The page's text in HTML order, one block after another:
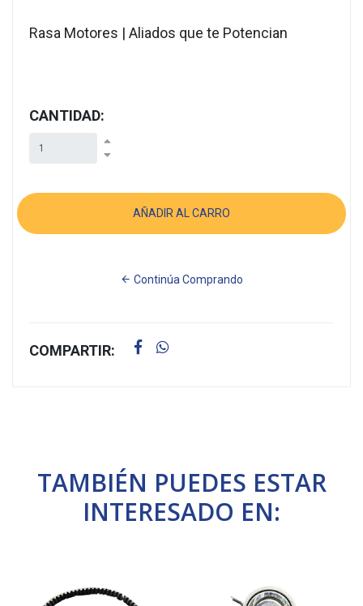
Rasa Motores | Aliados que te Potencian
CANTIDAD:
Continúa Comprando
COMPARTIR:
TAMBIÉN PUEDES ESTAR
INTERESADO EN: